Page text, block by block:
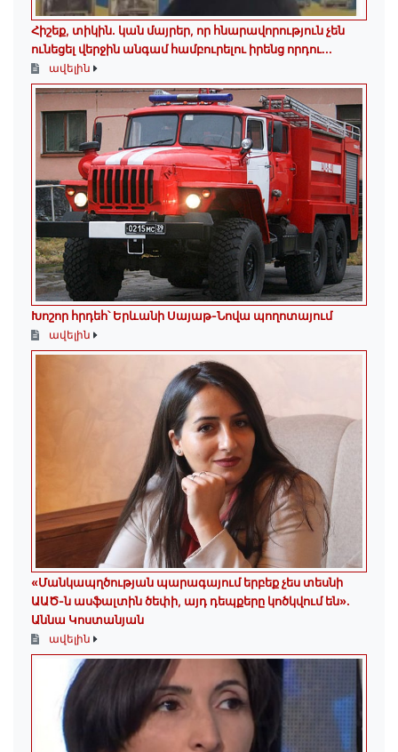
Հիշեք, տիկին․ կան մայրեր, որ հնարավորություն չեն
ունեցել վերջին անգամ համբուրելու իրենց որդու...
ավելին
Խոշոր հրդեհ՝ Երևանի Սայաթ-Նովա պողոտայում
ավելին
«Մանկապղծության պարագայում երբեք չես տեսնի
ԱԱԾ-ն ասֆալտին ծեփի, այդ դեպքերը կոծկվում են»․
Աննա Կոստանյան
ավելին